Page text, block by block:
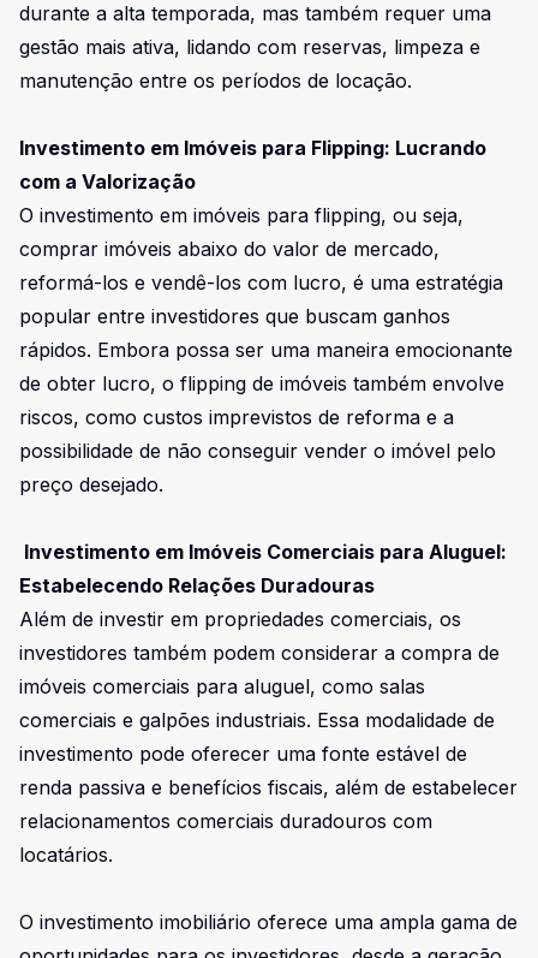
durante a alta temporada, mas também requer uma
gestão mais ativa, lidando com reservas, limpeza e
manutenção entre os períodos de locação.
Investimento em Imóveis para Flipping: Lucrando
com a Valorização
O investimento em imóveis para flipping, ou seja,
comprar imóveis abaixo do valor de mercado,
reformá-los e vendê-los com lucro, é uma estratégia
popular entre investidores que buscam ganhos
rápidos. Embora possa ser uma maneira emocionante
de obter lucro, o flipping de imóveis também envolve
riscos, como custos imprevistos de reforma e a
possibilidade de não conseguir vender o imóvel pelo
preço desejado.
Investimento em Imóveis Comerciais para Aluguel:
Estabelecendo Relações Duradouras
Além de investir em propriedades comerciais, os
investidores também podem considerar a compra de
imóveis comerciais para aluguel, como salas
comerciais e galpões industriais. Essa modalidade de
investimento pode oferecer uma fonte estável de
renda passiva e benefícios fiscais, além de estabelecer
relacionamentos comerciais duradouros com
locatários.
O investimento imobiliário oferece uma ampla gama de